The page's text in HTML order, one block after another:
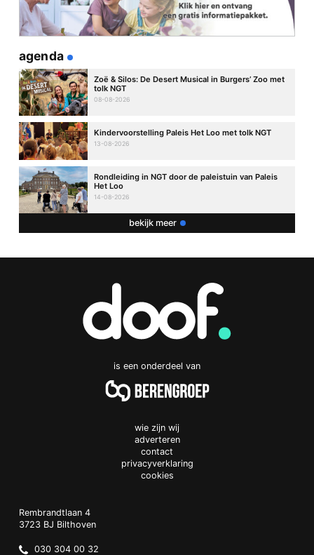
agenda
Zoë & Silos: De Desert Musical in Burgers’ Zoo met
tolk NGT
08-08-2026
Kindervoorstelling Paleis Het Loo met tolk NGT
13-08-2026
Rondleiding in NGT door de paleistuin van Paleis
Het Loo
14-08-2026
bekijk meer
is een onderdeel van
wie zijn wij
adverteren
contact
privacyverklaring
cookies
Doof.nl
work
Rembrandtlaan 4
3723 BJ Bilthoven
Netherlands
030 304 00 32